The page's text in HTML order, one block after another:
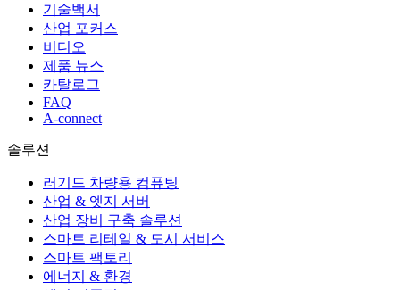
기술백서
산업 포커스
비디오
제품 뉴스
카탈로그
FAQ
A-connect
솔루션
러기드 차량용 컴퓨팅
산업 & 엣지 서버
산업 장비 구축 솔루션
스마트 리테일 & 도시 서비스
스마트 팩토리
에너지 & 환경